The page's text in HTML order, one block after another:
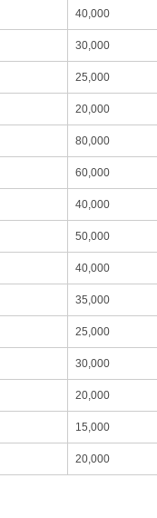
40,000
30,000
25,000
20,000
80,000
60,000
40,000
50,000
40,000
35,000
25,000
30,000
20,000
15,000
20,000